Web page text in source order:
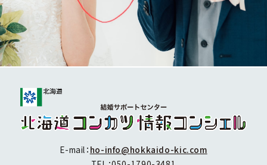
E-mail： ho-info@hokkaido-kic.com